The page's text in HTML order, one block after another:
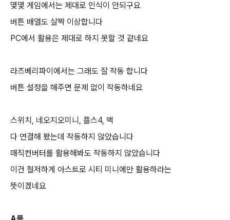
몇몇 게임에서는 제대로 인식이 안되구요
버튼 배열도 살짝 이상합니다
PC에서 활용은 제대로 하지 못할 것 같네요
라즈베리파이에서는 그래도 잘 작동 합니다
버튼 설정을 해주면 문제 없이 작동하네요
스위치, 네오지오미니, 플스4, 맥
다 연결해 봤는데 작동하지 않았습니다
매직컨버터를 활용해봐도 작동하지 않았습니다
이건 철저하게 아스트로 시티 미니에만 활용하라는
뜻이겠네요